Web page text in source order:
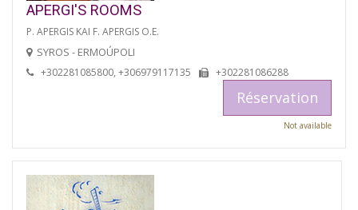
APERGI'S ROOMS
P. APERGIS KAI F. APERGIS O.E.
SYROS - ERMOÚPOLI
+302281085800, +306979117135 +302281086288
Réservation
Not available